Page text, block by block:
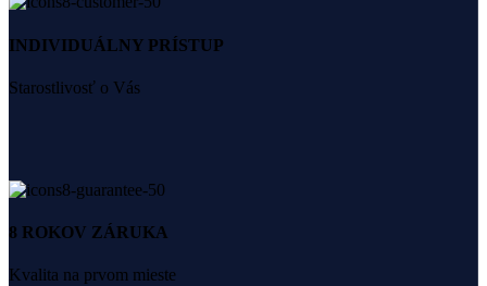
INDIVIDUÁLNY PRÍSTUP
Starostlivosť o Vás
8 ROKOV ZÁRUKA
Kvalita na prvom mieste